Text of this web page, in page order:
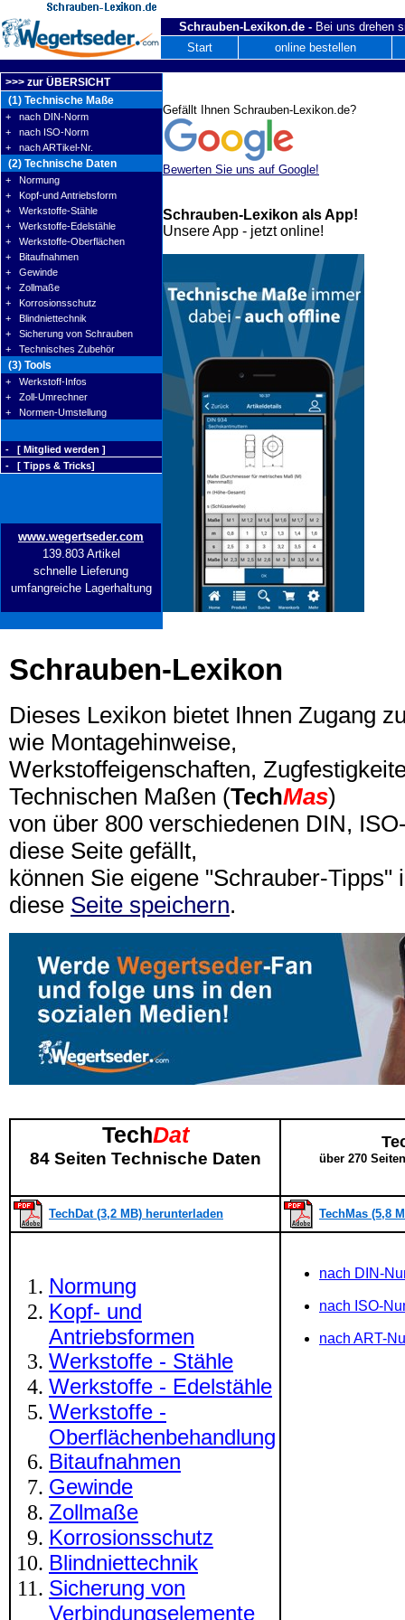
Schrauben-Lexikon.de - Bei uns drehen
Start
online bestellen
>>> zur ÜBERSICHT
(1) Technische Maße
+ nach DIN-Norm
+ nach ISO-Norm
+ nach ARTikel-Nr.
(2) Technische Daten
+ Normung
+ Kopf-und Antriebsform
+ Werkstoffe-Stähle
+ Werkstoffe-Edelstähle
+ Werkstoffe-Oberflächen
+ Bitaufnahmen
+ Gewinde
+ Zollmaße
+ Korrosionsschutz
+ Blindniettechnik
+ Sicherung von Schrauben
+ Technisches Zubehör
(3) Tools
+ Werkstoff-Infos
+ Zoll-Umrechner
+ Normen-Umstellung
- [ Mitglied werden ]
- [ Tipps & Tricks]
www.wegertseder.com
139.803 Artikel
schnelle Lieferung
umfangreiche Lagerhaltung
Schrauben-Lexikon
Dieses Lexikon bietet Ihnen Zugang
wie Montagehinweise,
Werkstoffeigenschaften,
Technischen Maßen (TechMas)
von über 800 verschiedenen DIN,
diese Seite gefällt,
können Sie eigene "Schrauber-Tipps"
diese Seite speichern.
TechDat
84 Seiten Technische Daten über 270
TechDat (3,2 MB) herunterladen TechMas (5,8
Normung
Kopf- und
Antriebsformen
Werkstoffe - Stähle
Werkstoffe - Edelstähle
Werkstoffe -
Oberflächenbehandlung
Bitaufnahmen
Gewinde
Zollmaße
Korrosionsschutz
Blindniettechnik
Sicherung von
Verbindungselemente
nach DIN-
nach ISO-
nach ART-
Gefällt Ihnen Schrauben-Lexikon.de?
Bewerten Sie uns auf Google!
Schrauben-Lexikon als App!
Unsere App - jetzt online!